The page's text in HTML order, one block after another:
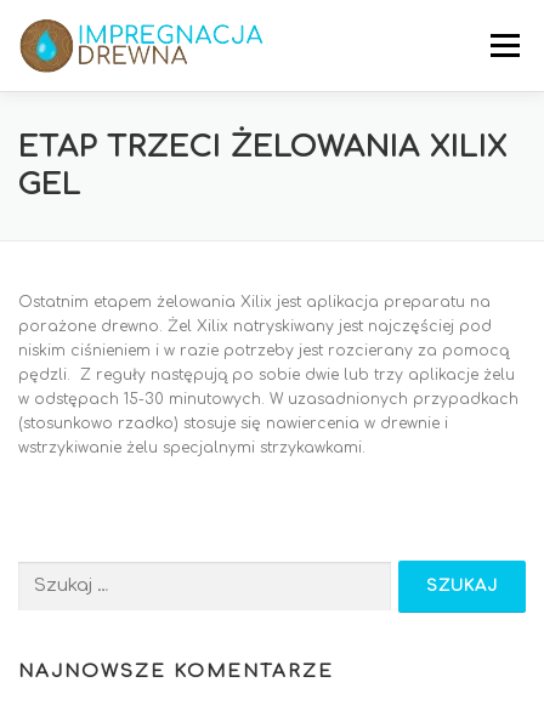
treści
Menu
WŁAŚCIWOŚCI PROCES IMPREGNACJI FAQ
ETAP TRZECI ŻELOWANIA XILIX
GEL
Ostatnim etapem żelowania Xilix jest aplikacja preparatu na
porażone drewno. Żel Xilix natryskiwany jest najczęściej pod
niskim ciśnieniem i w razie potrzeby jest rozcierany za pomocą
pędzli. Z reguły następują po sobie dwie lub trzy aplikacje żelu
w odstępach 15-30 minutowych. W uzasadnionych przypadkach
(stosunkowo rzadko) stosuje się nawiercenia w drewnie i
wstrzykiwanie żelu specjalnymi strzykawkami.
NAJNOWSZE KOMENTARZE